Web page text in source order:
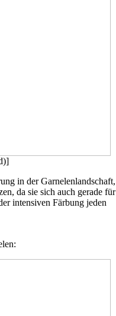
in der Garnelenlandschaft,
da sie sich auch gerade für
intensiven Färbung jeden